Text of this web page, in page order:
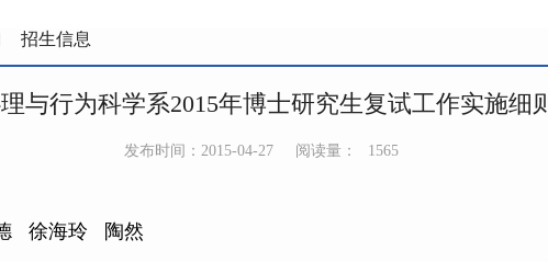
招生信息
与行为科学系2015年博士研究生复试工作实施细
发布时间：2015-04-27 阅读量： 1565
徐海玲 陶然